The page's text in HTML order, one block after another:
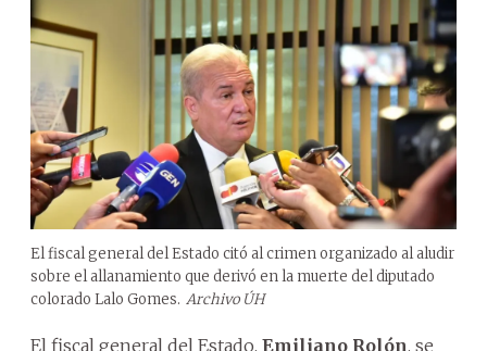
El fiscal general del Estado citó al crimen organizado al aludir
sobre el allanamiento que derivó en la muerte del diputado
colorado Lalo Gomes. Archivo ÚH
El fiscal general del Estado, Emiliano Rolón, se